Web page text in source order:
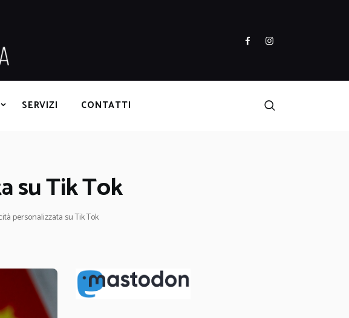
SERVIZI CONTATTI
su Tik Tok
personalizzata su Tik Tok